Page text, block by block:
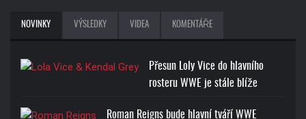
NOVINKY VÝSLEDKY VIDEA KOMENTÁŘE
Přesun Loly Vice do hlavního
rosteru WWE je stále blíže
Roman Reigns bude hlavní tváří WWE